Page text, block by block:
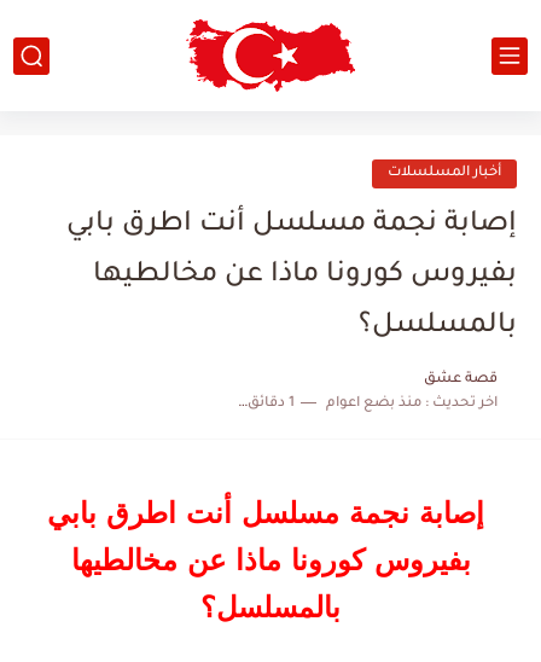
أخبار المسلسلات
إصابة نجمة مسلسل أنت اطرق بابي
بفيروس كورونا ماذا عن مخالطيها
بالمسلسل؟
قصة عشق
اخر تحديث :منذ بضع اعوام 1 دقائق للقراءة
إصابة نجمة مسلسل أنت اطرق بابي
بفيروس كورونا ماذا عن مخالطيها
بالمسلسل؟